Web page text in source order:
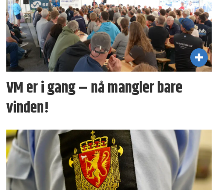
VM er i gang – nå mangler bare
vinden!